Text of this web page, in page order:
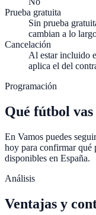
Prueba gratuita
Sin prueba
cambian a lo
Cancelación
Al estar incluido
aplica el del
Programación
Qué fútbol
En Vamos puedes
hoy para confirmar qué
disponibles en España.
Análisis
Ventajas y